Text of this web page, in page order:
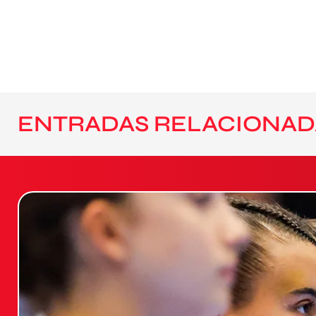
ENTRADAS